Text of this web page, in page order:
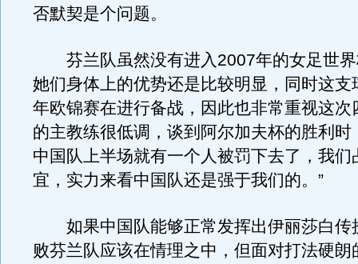
否默契是个问题。
芬兰队虽然没有进入2007年的女足世界
她们身体上的优势还是比较明显，同时这
年欧锦赛在进行备战，因此也非常重视这次
的主教练很低调，谈到阿尔加夫杯的胜利时
中国队上半场就有一个人被罚下去了，我们
宜，实力来看中国队还是强于我们的。”
如果中国队能够正常发挥出伊丽莎白传
败芬兰队应该在情理之中，但面对打法硬朗